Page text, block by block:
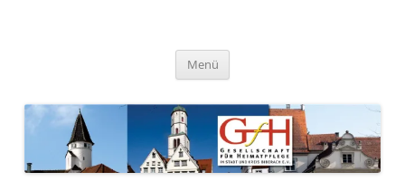
Gesellschaft für Heimatpflege
in Stadt und Kreis Biberach e.
V.
Menü